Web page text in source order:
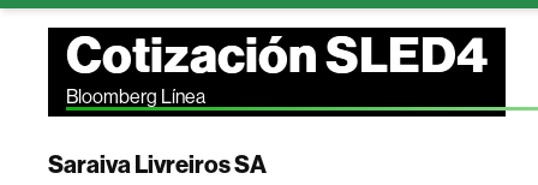
Cotización SLED4
Bloomberg Línea
Saraiva Livreiros SA